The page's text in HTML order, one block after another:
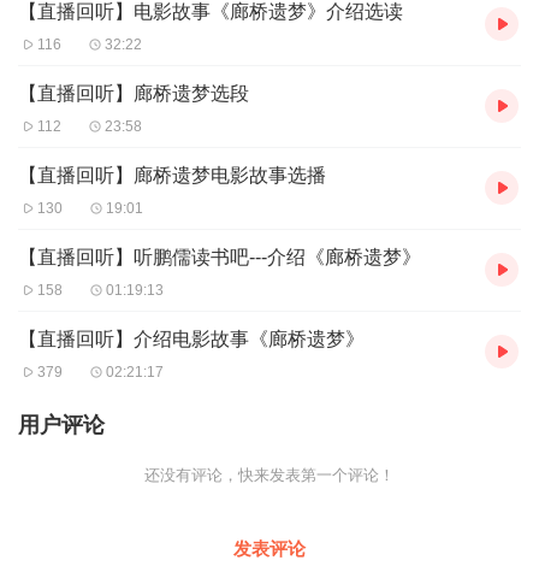
【直播回听】电影故事《廊桥遗梦》介绍选读
116 32:22
【直播回听】廊桥遗梦选段
112 23:58
【直播回听】廊桥遗梦电影故事选播
130 19:01
【直播回听】听鹏儒读书吧---介绍《廊桥遗梦》
158 01:19:13
【直播回听】介绍电影故事《廊桥遗梦》
379 02:21:17
用户评论
还没有评论，快来发表第一个评论！
发表评论